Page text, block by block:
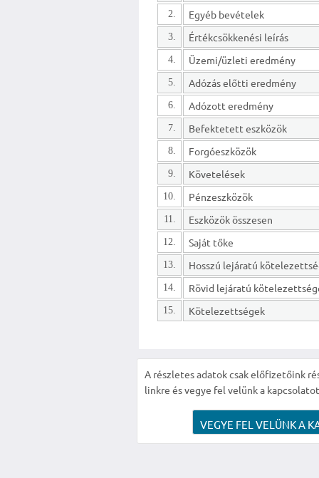
2. Egyéb bevételek
3. Értékcsökkenési leírás
4. Üzemi/üzleti eredmény
5. Adózás előtti eredmény
6. Adózott eredmény
7. Befektetett eszközök
8. Forgóeszközök
9. Követelések
10. Pénzeszközök
11. Eszközök összesen
12. Saját tőke
13.
14. Rövid lejáratú
15. Kötelezettségek
A részletes adatok csak előfizetőink
linkre és vegye fel velünk a
VEGYE FEL VELÜNK A